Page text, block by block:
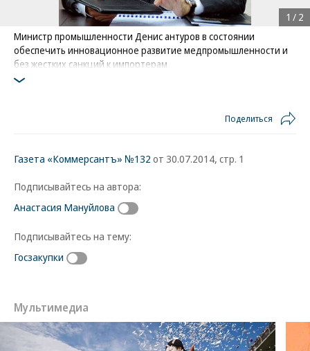
Министр промышленности Денис антуров в состоянии
обеспечить инновационное развитие медпромышленности и
без жестких санкций к импортерам
Фото: Коммерсантъ / Александр Миридонов
1 / 2
Поделиться
Газета «Коммерсантъ» №132 от 30.07.2014, стр. 1
Подписывайтесь на автора:
Анастасия Мануйлова
Подписывайтесь на тему:
Госзакупки
Мультимедиа